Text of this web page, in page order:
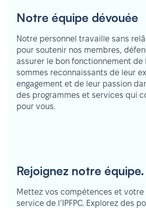
Notre équipe dévouée
Notre personnel travaille sans
pour soutenir nos membres,
assurer le bon fonctionnement de
sommes reconnaissants de leur
engagement et de leur passion
des programmes et services qui
pour vous.
Rejoignez notre équipe.
Mettez vos compétences et votre
service de l’IPFPC. Explorez des